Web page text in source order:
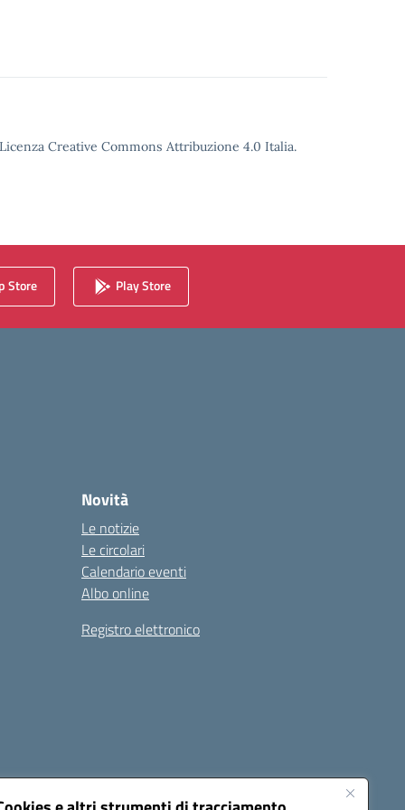
Creative Commons Attribuzione 4.0 Italia.
Store Play Store
Novità
Le notizie
Le circolari
Calendario eventi
Albo online
Registro elettronico